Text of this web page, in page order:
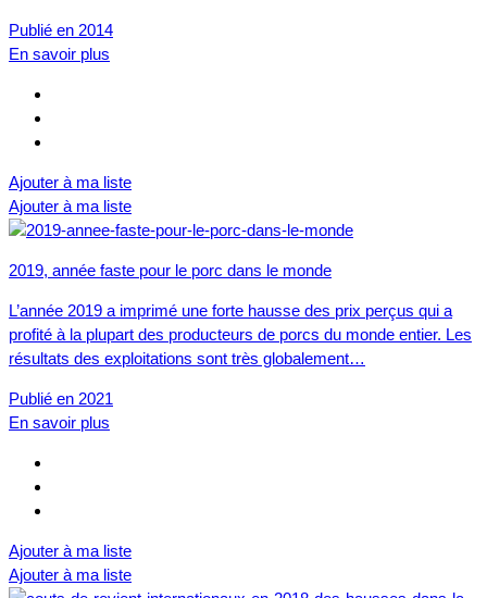
Publié en 2014
En savoir plus
Ajouter à ma liste
Ajouter à ma liste
2019, année faste pour le porc dans le monde
L’année 2019 a imprimé une forte hausse des prix perçus qui a
profité à la plupart des producteurs de porcs du monde entier. Les
résultats des exploitations sont très globalement…
Publié en 2021
En savoir plus
Ajouter à ma liste
Ajouter à ma liste